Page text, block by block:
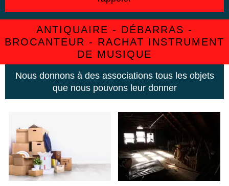
ANTIQUAIRE - DÉBARRAS -
BROCANTEUR - RACHAT INSTRUMENT
DE MUSIQUE
Nous donnons à des associations tous les objets
que nous pouvons leur donner